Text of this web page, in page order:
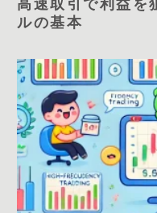
高速取引で利益を
ルの基本